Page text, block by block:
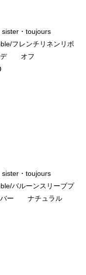
sister・toujours
フレンチリネンリボ
デ オフ
sister・toujours
バルーンスリーブプ
バー ナチュラル